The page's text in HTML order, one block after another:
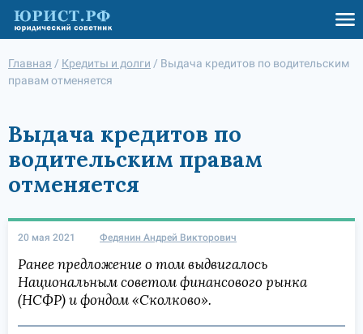
Главная / Кредиты и долги / Выдача кредитов по водительским
правам отменяется
Выдача кредитов по
водительским правам
отменяется
20 мая 2021 Федянин Андрей Викторович
Ранее предложение о том выдвигалось
Национальным советом финансового рынка
(НСФР) и фондом «Сколково».